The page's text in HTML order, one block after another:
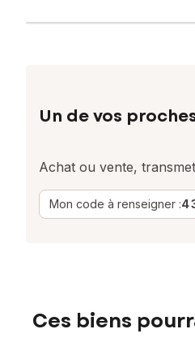
Un de vos
Achat ou vente,
Mon code à renseigner :
Ces biens